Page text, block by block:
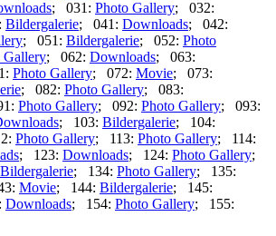
; 031: Photo Gallery; 032:
Bildergalerie; 041: Downloads; 042:
; 051: Bildergalerie; 052: Photo
Gallery; 062: Downloads; 063:
Photo Gallery; 072: Movie; 073:
; 082: Photo Gallery; 083:
Photo Gallery; 092: Photo Gallery; 093:
; 103: Bildergalerie; 104:
Photo Gallery; 113: Photo Gallery; 114:
; 123: Downloads; 124: Photo Gallery;
Bildergalerie; 134: Photo Gallery; 135:
Movie; 144: Bildergalerie; 145:
Downloads; 154: Photo Gallery; 155: